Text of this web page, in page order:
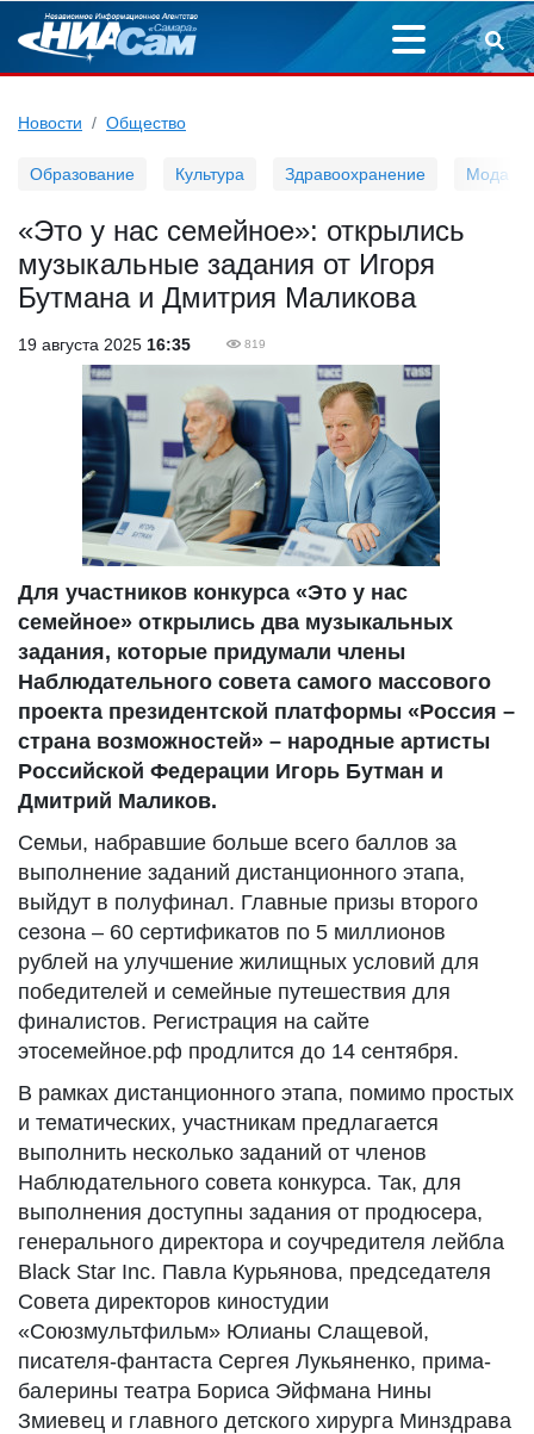
Новости Общество
Образование Культура Здравоохранение Мода
«Это у нас семейное»: открылись
музыкальные задания от Игоря
Бутмана и Дмитрия Маликова
19 августа 2025 16:35 819
Для участников конкурса «Это у нас
семейное» открылись два музыкальных
задания, которые придумали члены
Наблюдательного совета самого массового
проекта президентской платформы «Россия –
страна возможностей» – народные артисты
Российской Федерации Игорь Бутман и
Дмитрий Маликов.
Семьи, набравшие больше всего баллов за
выполнение заданий дистанционного этапа,
выйдут в полуфинал. Главные призы второго
сезона – 60 сертификатов по 5 миллионов
рублей на улучшение жилищных условий для
победителей и семейные путешествия для
финалистов. Регистрация на сайте
этосемейное.рф продлится до 14 сентября.
В рамках дистанционного этапа, помимо простых
и тематических, участникам предлагается
выполнить несколько заданий от членов
Наблюдательного совета конкурса. Так, для
выполнения доступны задания от продюсера,
генерального директора и соучредителя лейбла
Black Star Inc. Павла Курьянова, председателя
Совета директоров киностудии
«Союзмультфильм» Юлианы Слащевой,
писателя-фантаста Сергея Лукьяненко, прима-
балерины театра Бориса Эйфмана Нины
Змиевец и главного детского хирурга Минздрава